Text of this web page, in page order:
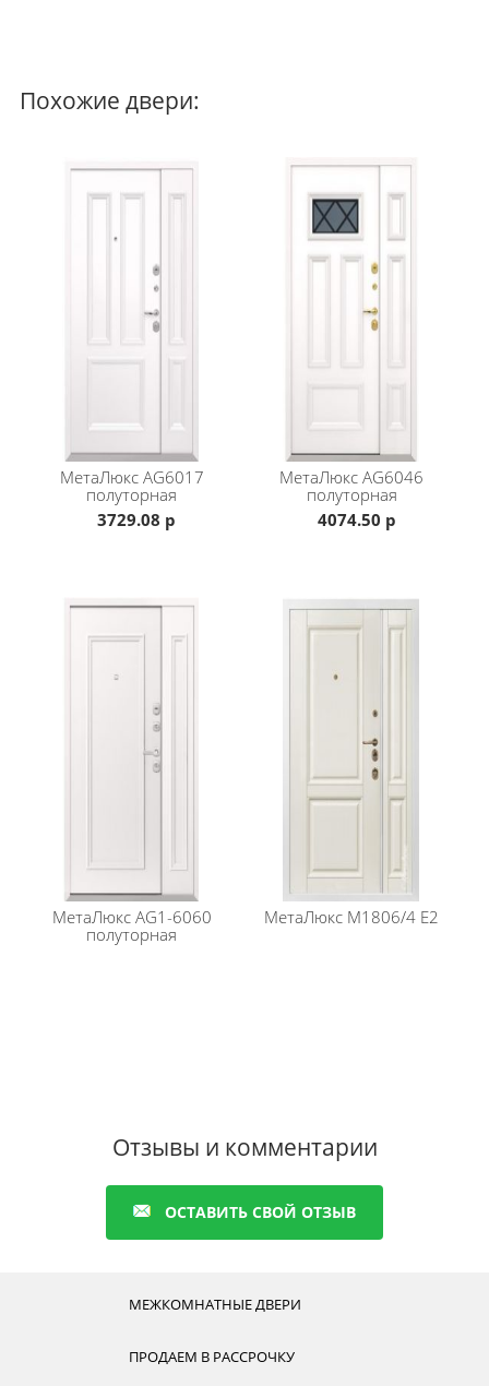
Безмолдинговая система крепления внутренней
панели позволяет добиться безупречного внешнего
внутренней панели
Количество контуров уплотнения: 2 контура
уплотнения (D контур на коробке и дверной E контур
на полотне
Верхний замок: Securemme 2019
Нижний замок: Securemme 2061
Ручка: Pava, цвет хром (возможен выбор
Порог из нержавеющей стали : есть
Декоративная капитель:есть
Не подходит данная модель? Подберите вариант в
каталоге МетаЛюкса
Похожие двери:
МетаЛюксAG6017
полуторная
3729.08 р
МетаЛюкс AG6046
полуторная
4074.50 р
МетаЛюксAG1-6060
полуторная
МетаЛюкс М1806/4 E2
Отзывы и комментарии
ОСТАВИТЬ СВОЙ ОТЗЫВ
МЕЖКОМНАТНЫЕ ДВЕРИ
ПРОДАЕМ В РАССРОЧКУ